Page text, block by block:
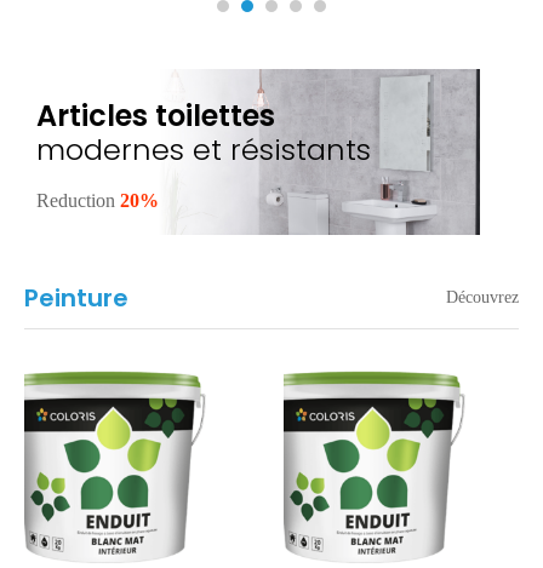
Articles toilettes
modernes et résistants
Reduction 20%
Peinture Découvrez